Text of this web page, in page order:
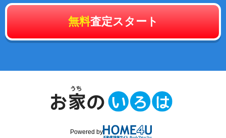
無料査定スタート
Powered by